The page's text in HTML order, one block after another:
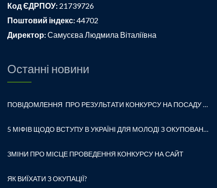
Код ЄДРПОУ: 21739726
Поштовий індекс:44702
Директор:Самусєва Людмила Віталіївна
Останні новини
ПОВІДОМЛЕННЯ ПРО РЕЗУЛЬТАТИ КОНКУРСУ НА ПОСАДУ ДИРЕКТОРА ЗАКЛАДУ ЗАГАЛЬНОЇ СЕРЕДНЬОЇ ОСВІТИ «ВОЛОДИМИРСЬКА ГІМНАЗІЯ № 1 ВОЛОДИМИРСЬКОЇ МІСЬКОЇ РАДИ»
5 МІФІВ ЩОДО ВСТУПУ В УКРАЇНІ ДЛЯ МОЛОДІ З ОКУПОВАНИХ ТЕРИТОРІЙ
ЗМІНИ ПРО МІСЦЕ ПРОВЕДЕННЯ КОНКУРСУ НА САЙТ
ЯК ВИЇХАТИ З ОКУПАЦІЇ?